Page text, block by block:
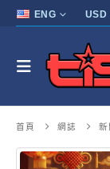
ENG USD
首頁 網誌 新